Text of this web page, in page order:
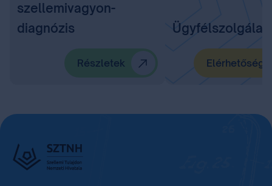
szellemivagyon-
diagnózis
Részletek
Ügyfélszolgálat